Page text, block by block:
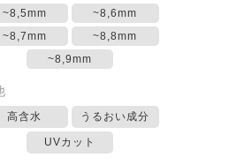
~8,5mm
~8,6mm
~8,7mm
~8,8mm
~8,9mm
高含水 うるおい成分
UVカット